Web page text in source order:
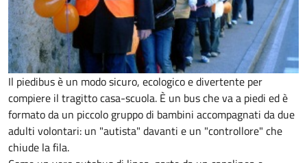
Il piedibus è un modo sicuro, ecologico e divertente per
compiere il tragitto casa-scuola. È un bus che va a piedi ed è
formato da un piccolo gruppo di bambini accompagnati da due
adulti volontari: un "autista" davanti e un "controllore" che
chiude la fila.